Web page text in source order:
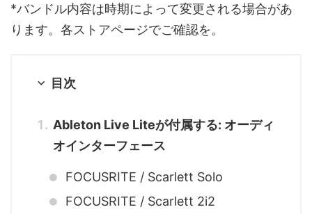
*バンドル内容は時期によって変更される場合があ
ります。各ストアページでご確認を。
目次
Ableton Live Liteが付属する: オーディ
オインターフェース
FOCUSRITE / Scarlett Solo
FOCUSRITE / Scarlett 2i2